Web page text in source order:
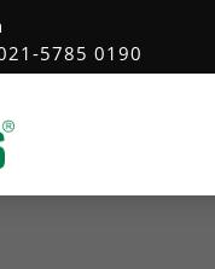
5785 0190